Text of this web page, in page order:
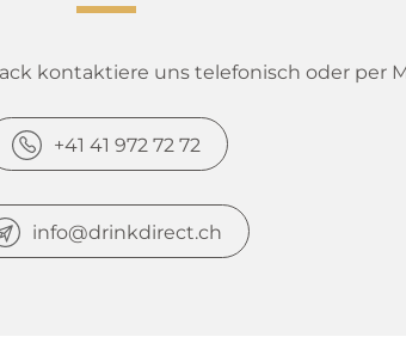
kontaktiere uns telefonisch oder per
+41 41 972 72 72
info@drinkdirect.ch